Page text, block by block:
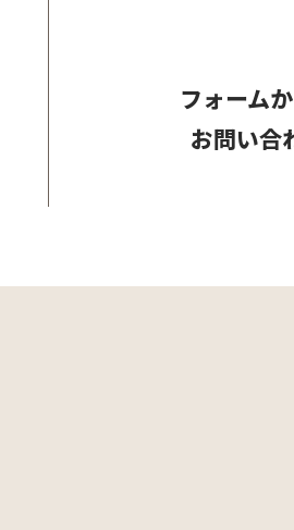
フォーム
お問い合